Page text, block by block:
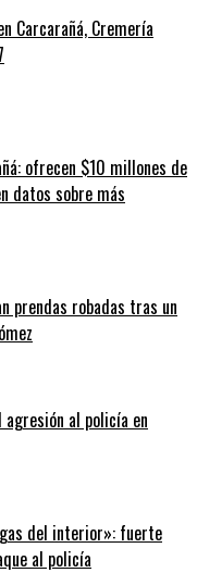
Carcarañá, Cremería
ofrecen $10 millones de
datos sobre más
prendas robadas tras un
al policía en
del interior»: fuerte
al policía